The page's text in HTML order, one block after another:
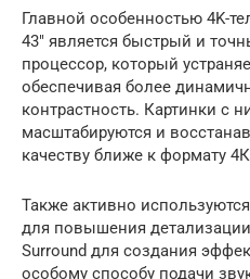
Главной особенностью 4K-
43″ является быстрый и
процессор, который
обеспечивая более
контрастность. Картинки с
масштабируются и
качеству ближе к формату
Также активно
для повышения
Surround для создания
особому способу подачи